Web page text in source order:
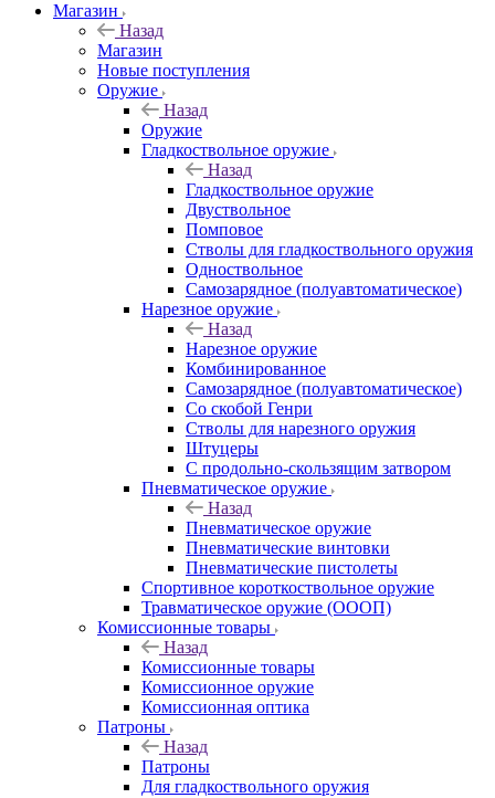
Магазин
Назад
Магазин
Новые поступления
Оружие
Назад
Оружие
Гладкоствольное оружие
Назад
Гладкоствольное оружие
Двуствольное
Помповое
Стволы для гладкоствольного оружия
Одноствольное
Самозарядное (полуавтоматическое)
Нарезное оружие
Назад
Нарезное оружие
Комбинированное
Самозарядное (полуавтоматическое)
Со скобой Генри
Стволы для нарезного оружия
Штуцеры
С продольно-скользящим затвором
Пневматическое оружие
Назад
Пневматическое оружие
Пневматические винтовки
Пневматические пистолеты
Спортивное короткоствольное оружие
Травматическое оружие (ОООП)
Комиссионные товары
Назад
Комиссионные товары
Комиссионное оружие
Комиссионная оптика
Патроны
Назад
Патроны
Для гладкоствольного оружия